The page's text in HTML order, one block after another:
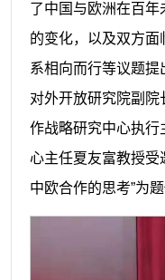
了中国与欧洲在百年
的变化，以及双方
系相向而行等议题
对外开放研究院副
作战略研究中心执行
心主任夏友富教授受
中欧合作的思考”为